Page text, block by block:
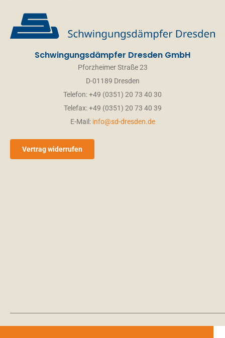
Schwingungsdämpfer Dresden GmbH
Pforzheimer Straße 23
D-01189 Dresden
Telefon: +49 (0351) 20 73 40 30
Telefax: +49 (0351) 20 73 40 39
E-Mail: info@sd-dresden.de
Vertrag widerrufen